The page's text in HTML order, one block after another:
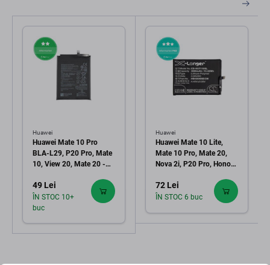
Huawei
Huawei Mate 10 Pro
BLA-L29, P20 Pro, Mate
10, View 20, Mate 20 -
4000mAh
49 Lei
ÎN STOC 10+
buc
Huawei
Huawei Mate 10 Lite,
Mate 10 Pro, Mate 20,
Nova 2i, P20 Pro, Honor
HB436486ECW
3900mAh HQ
72 Lei
ÎN STOC 6 buc